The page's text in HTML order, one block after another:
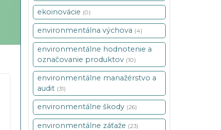
ekoinovácie (0)
environmentálna výchova (4)
environmentálne hodnotenie a
označovanie produktov (10)
environmentálne manažérstvo a
audit (31)
environmentálne škody (26)
environmentálne záťaže (23)